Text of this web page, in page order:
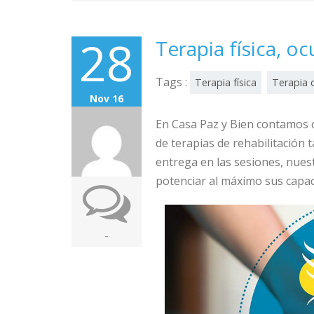
28
Nov 16
-
Terapia física,
Tags : Terapia física Terapia
En Casa Paz y Bien
de terapias de rehabilitación
entrega en las sesiones,
potenciar al máximo sus